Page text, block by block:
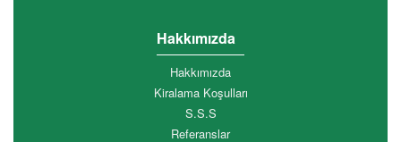
Hakkımızda
Hakkımızda
Kiralama Koşulları
S.S.S
Referanslar